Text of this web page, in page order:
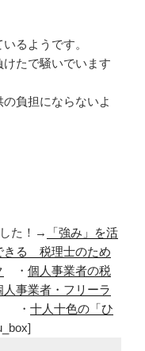
るようです。
たで騒いでいます
負担にならないよ
た！→
「強み」を活
きる 税理士のため
・ 個人事業者の税
人事業者・フリーラ
十人十色の「ひ